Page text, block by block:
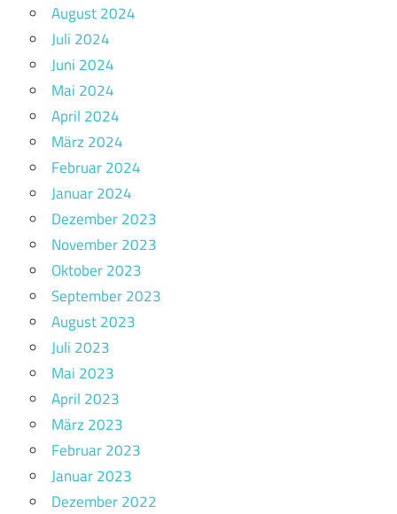
August 2024
Juli 2024
Juni 2024
Mai 2024
April 2024
März 2024
Februar 2024
Januar 2024
Dezember 2023
November 2023
Oktober 2023
September 2023
August 2023
Juli 2023
Mai 2023
April 2023
März 2023
Februar 2023
Januar 2023
Dezember 2022